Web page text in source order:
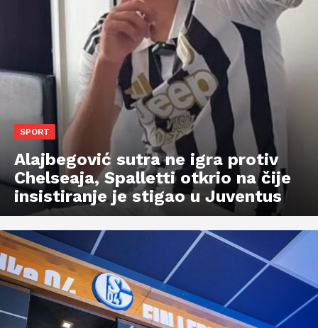
SPORT
Alajbegović sutra ne igra protiv
Chelseaja, Spalletti otkrio na čije
insistiranje je stigao u Juventus